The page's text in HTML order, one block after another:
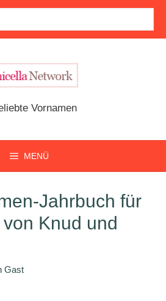
MENÜ
Jahrbuch für
Knud und
Gast